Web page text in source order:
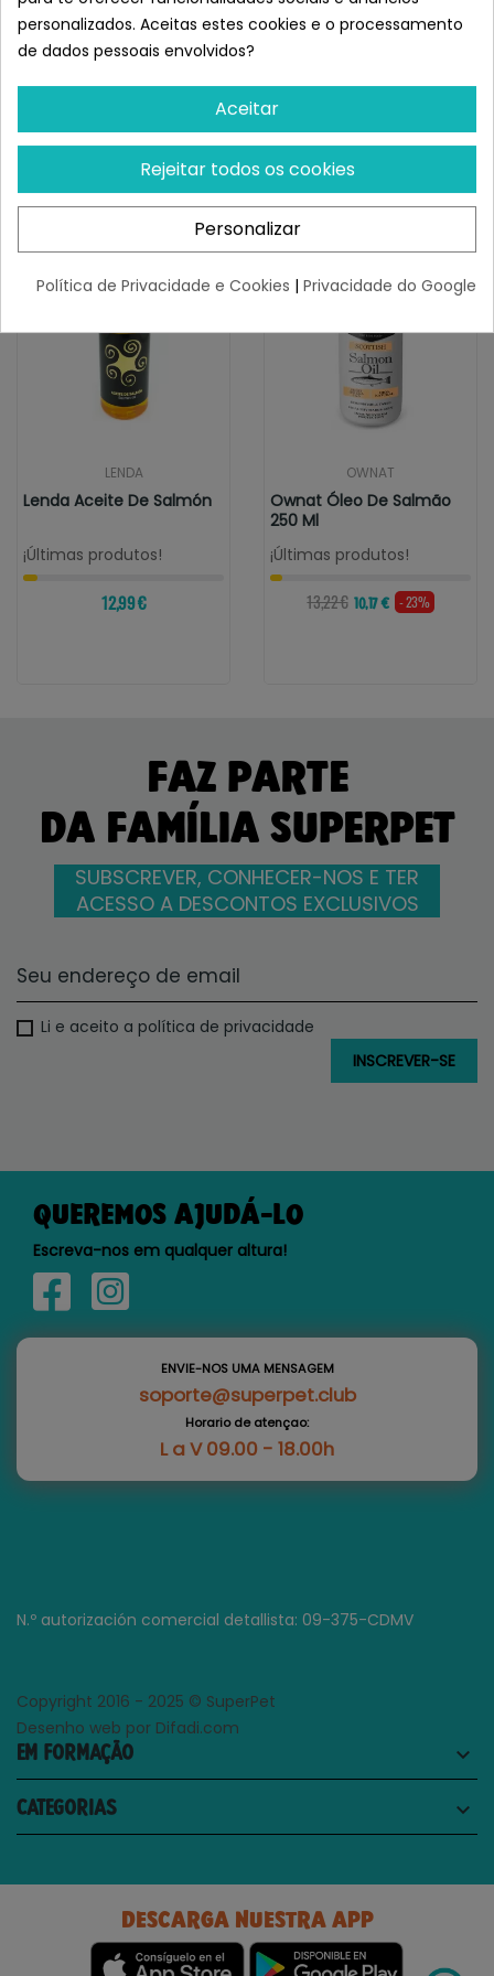
polvilhado sobre os alimentos ou dissolvido na água de
beber.
veterinário se o animal estiver a ser tratado por
problemas de tiroide).
Semelhante a Gloria Supple Pets
Big Smile para Perros y Gatos
LENDA
Lenda Aceite De Salmón
¡Últimas produtos!
12,99 €
OWNAT
Ownat Óleo De Salmão
250 Ml
¡Últimas produtos!
13,22 € 10,17 € - 23%
FAZ PARTE
DA FAMÍLIA SUPERPET
SUBSCREVER, CONHECER-NOS E TER
ACESSO A DESCONTOS EXCLUSIVOS
Li e aceito a política de privacidade
QUEREMOS AJUDÁ-LO
Escreva-nos em qualquer altura!
ENVIE-NOS UMA MENSAGEM
soporte@superpet.club
Horario de atençao:
L a V 09.00 - 18.00h
N.º autorización comercial detallista: 09-375-CDMV
Copyright 2016 - 2025 © SuperPet
Desenho web por Difadi.com
EM FORMAÇÃO keyboard_arrow_down
CATEGORIAS keyboard_arrow_down
DESCARGA NUESTRA APP
personalizados. Aceitas estes cookies e o processamento
de dados pessoais envolvidos?
Aceitar
Rejeitar todos os cookies
Personalizar
Política de Privacidade e Cookies | Privacidade do Google